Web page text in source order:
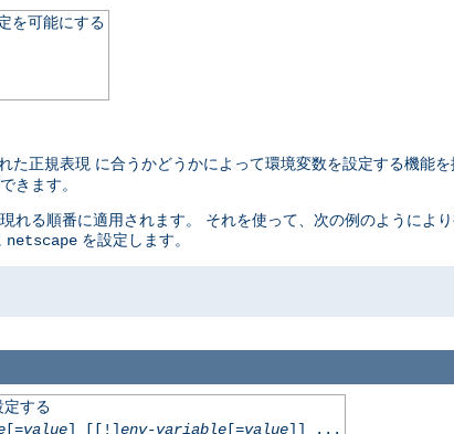
を可能にする
た正規表現 に合うかどうかによって環境変数を設定する機能
きます。
れる順番に適用されます。 それを使って、次の例のようによ
netscape を設定します。
する
[=value] [[!]env-variable[=value]] ...